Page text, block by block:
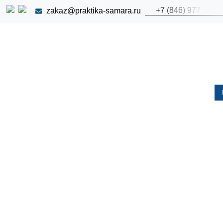
zakaz@praktika-samara.ru +7 (846) 977